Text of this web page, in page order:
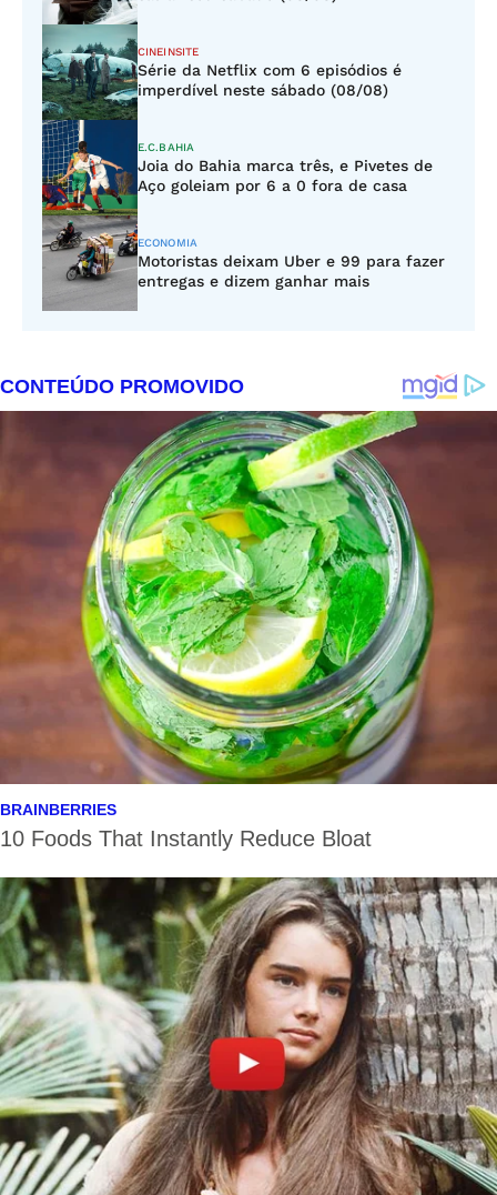
CINEINSITE
Série da Netflix com 6 episódios é
imperdível neste sábado (08/08)
E.C.BAHIA
Joia do Bahia marca três, e Pivetes de
Aço goleiam por 6 a 0 fora de casa
ECONOMIA
Motoristas deixam Uber e 99 para fazer
entregas e dizem ganhar mais